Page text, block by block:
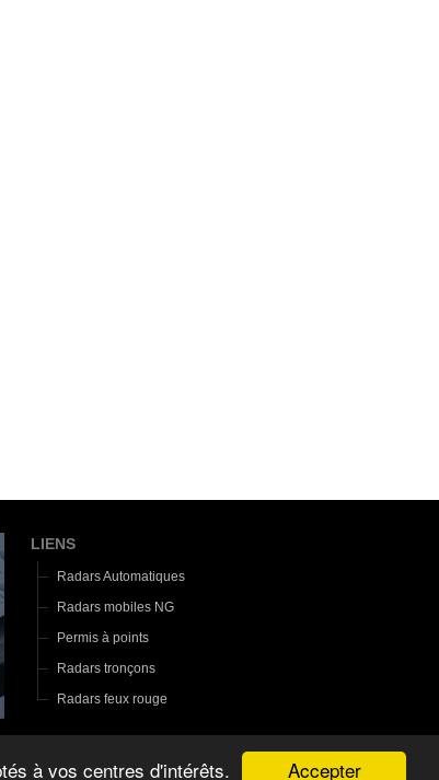
Accepter
à vos centres d'intérêts.
LIENS
Radars Automatiques
Radars mobiles NG
Permis à points
Radars tronçons
Radars feux rouge